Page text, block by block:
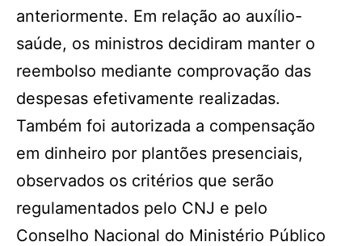
anteriormente. Em relação ao auxílio-
saúde, os ministros decidiram manter o
reembolso mediante comprovação das
despesas efetivamente realizadas.
Também foi autorizada a compensação
em dinheiro por plantões presenciais,
observados os critérios que serão
regulamentados pelo CNJ e pelo
Conselho Nacional do Ministério Público